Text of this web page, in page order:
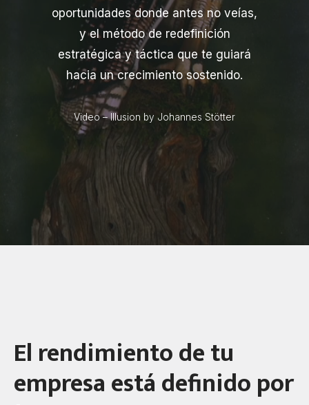
oportunidades donde antes no veías,
y el método de redefinición
estratégica y táctica que te guiará
hacia un crecimiento sostenido.
Video – Illusion by Johannes Stötter
El rendimiento de tu
empresa está definido por